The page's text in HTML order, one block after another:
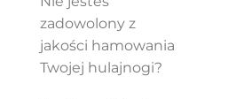
zadowolony z
jakości hamowania
Twojej hulajnogi?